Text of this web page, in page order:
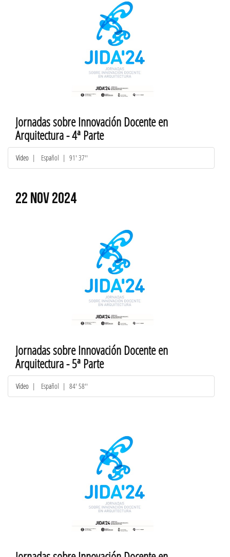
Jornadas sobre Innovación Docente en
Arquitectura - 4ª Parte
Vídeo | Español | 91' 37''
22 NOV 2024
Jornadas sobre Innovación Docente en
Arquitectura - 5ª Parte
Vídeo | Español | 84' 58''